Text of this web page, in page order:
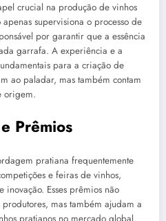
crucial na produção de vinhos
supervisiona o processo de
por garantir que a essência
garrafa. A experiência e a
para a criação de
ao paladar, mas também contam
origem.
Prêmios
pratiana frequentemente
e feiras de vinhos,
Esses prêmios não
mas também ajudam a